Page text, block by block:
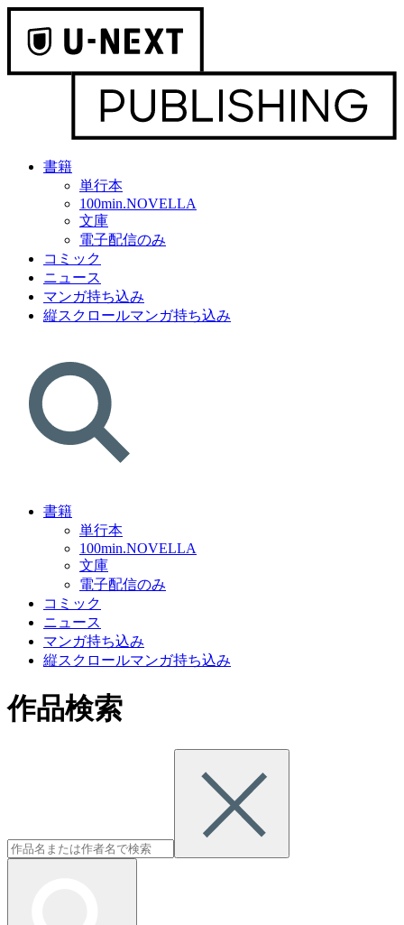
書籍
単行本
100min.NOVELLA
文庫
電子配信のみ
コミック
ニュース
マンガ持ち込み
縦スクロールマンガ持ち込み
書籍
単行本
100min.NOVELLA
文庫
電子配信のみ
コミック
ニュース
マンガ持ち込み
縦スクロールマンガ持ち込み
作品検索